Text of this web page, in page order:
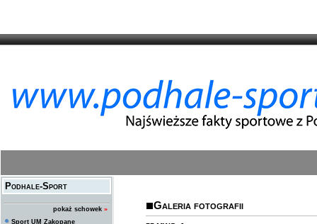
Podhale-Sport
pokaż schowek »
Sport UM Zakopane
Galeria fotografii